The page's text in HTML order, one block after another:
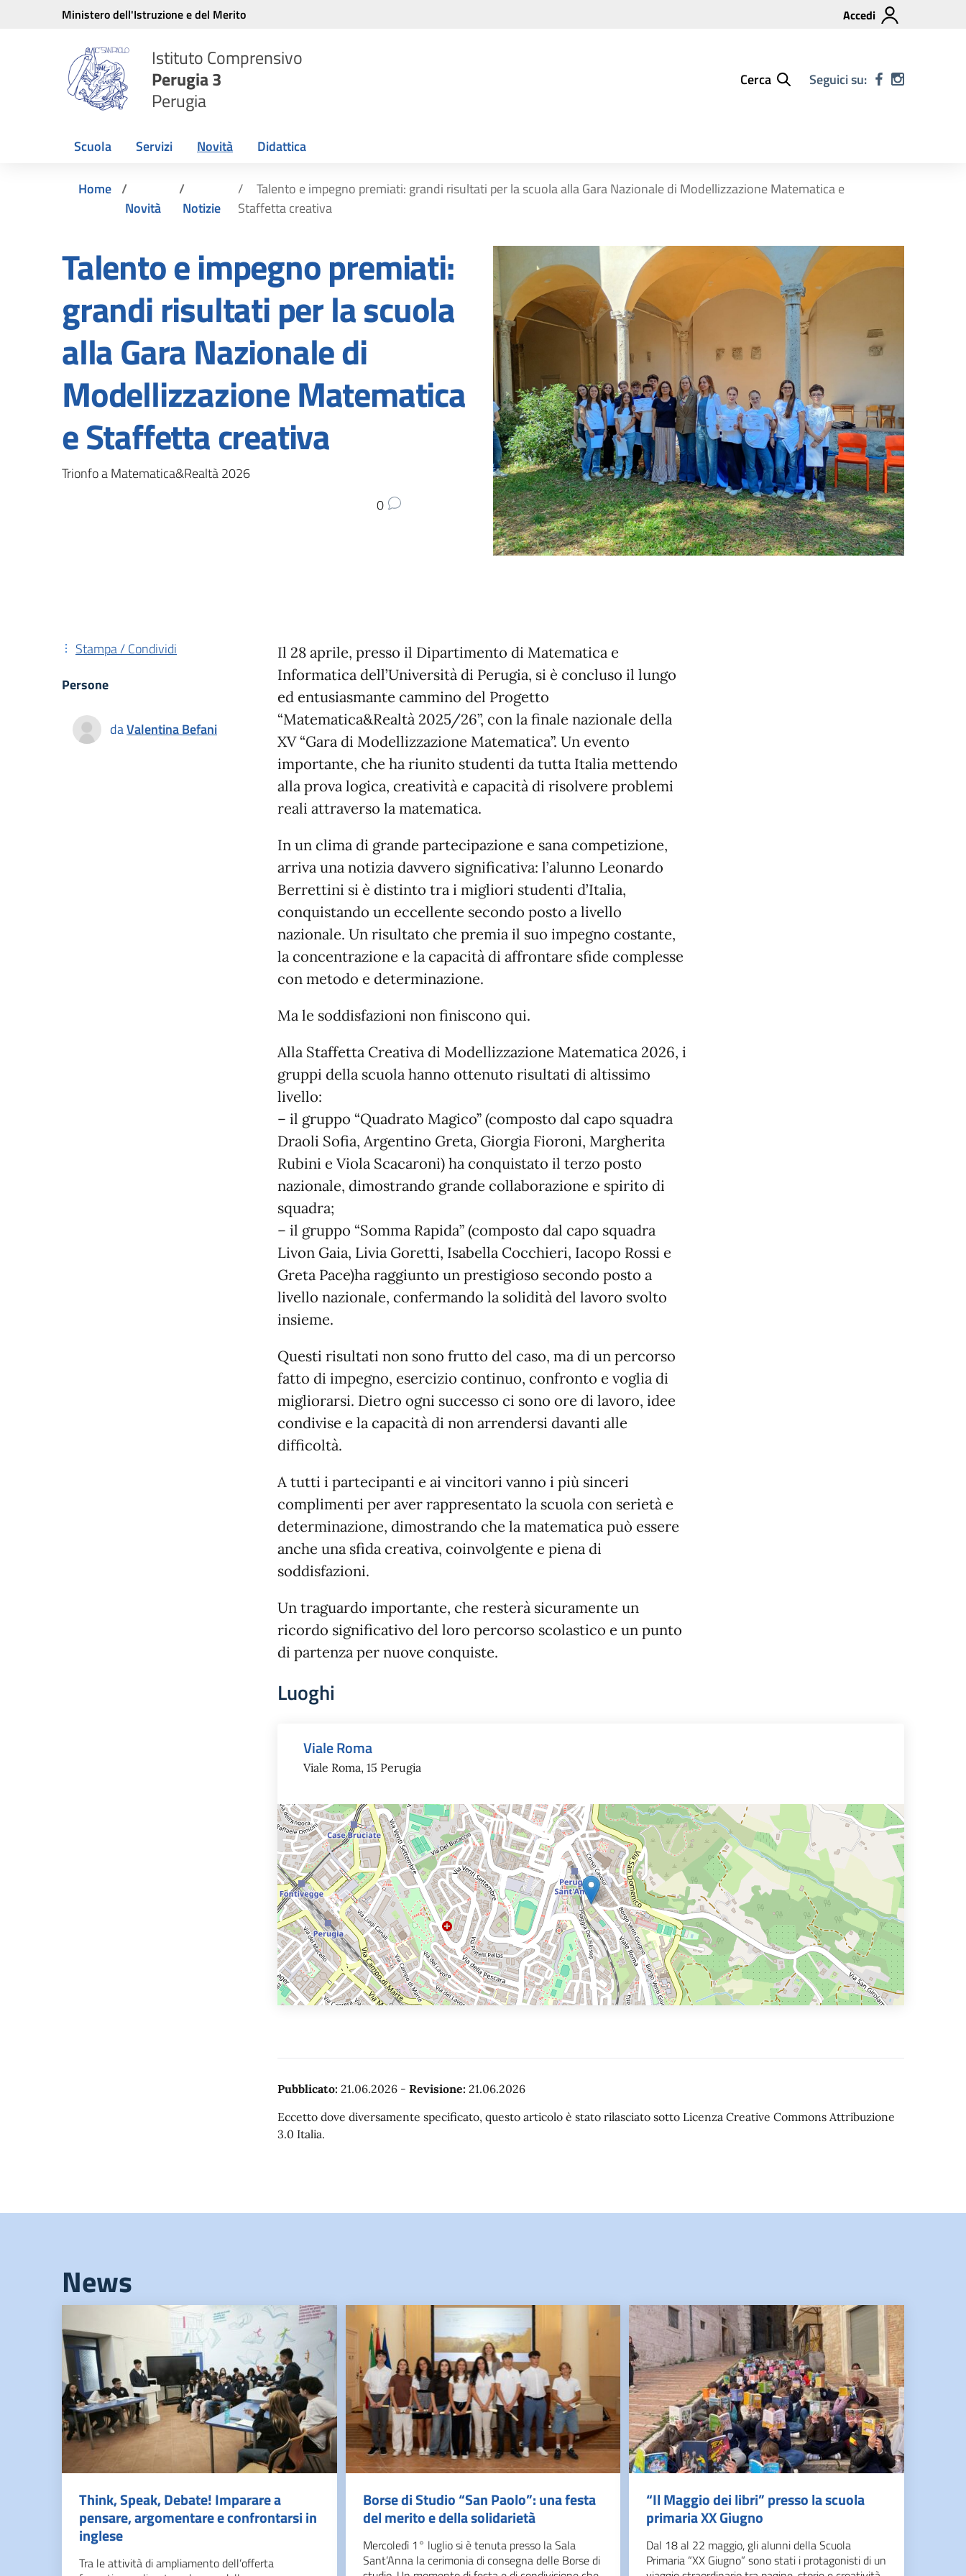
Vai ai contenuti
Vai al menu di navigazione
Ministero dell'Istruzione e del Merito Accedi
Istituto Comprensivo
Perugia 3
Perugia
Cerca Seguici su:
Scuola Servizi Novità Didattica
Home
Novità
Notizie
Talento e impegno premiati: grandi risultati per la scuola alla Gara Nazionale di Modellizzazione Matematica e
Staffetta creativa
Talento e impegno premiati:
grandi risultati per la scuola
alla Gara Nazionale di
Modellizzazione Matematica
e Staffetta creativa
Trionfo a Matematica&Realtà 2026
0
Il 28 aprile, presso il Dipartimento di Matematica e
Informatica dell’Università di Perugia, si è concluso il lungo
ed entusiasmante cammino del Progetto
“Matematica&Realtà 2025/26”, con la finale nazionale della
XV “Gara di Modellizzazione Matematica”. Un evento
importante, che ha riunito studenti da tutta Italia mettendo
alla prova logica, creatività e capacità di risolvere problemi
reali attraverso la matematica.
In un clima di grande partecipazione e sana competizione,
arriva una notizia davvero significativa: l’alunno Leonardo
Berrettini si è distinto tra i migliori studenti d’Italia,
conquistando un eccellente secondo posto a livello
nazionale. Un risultato che premia il suo impegno costante,
la concentrazione e la capacità di affrontare sfide complesse
con metodo e determinazione.
Ma le soddisfazioni non finiscono qui.
Alla Staffetta Creativa di Modellizzazione Matematica 2026, i
gruppi della scuola hanno ottenuto risultati di altissimo
livello:
– il gruppo “Quadrato Magico” (composto dal capo squadra
Draoli Sofia, Argentino Greta, Giorgia Fioroni, Margherita
Rubini e Viola Scacaroni) ha conquistato il terzo posto
nazionale, dimostrando grande collaborazione e spirito di
squadra;
– il gruppo “Somma Rapida” (composto dal capo squadra
Livon Gaia, Livia Goretti, Isabella Cocchieri, Iacopo Rossi e
Greta Pace)ha raggiunto un prestigioso secondo posto a
livello nazionale, confermando la solidità del lavoro svolto
insieme.
Questi risultati non sono frutto del caso, ma di un percorso
fatto di impegno, esercizio continuo, confronto e voglia di
migliorarsi. Dietro ogni successo ci sono ore di lavoro, idee
condivise e la capacità di non arrendersi davanti alle
difficoltà.
A tutti i partecipanti e ai vincitori vanno i più sinceri
complimenti per aver rappresentato la scuola con serietà e
determinazione, dimostrando che la matematica può essere
anche una sfida creativa, coinvolgente e piena di
soddisfazioni.
Un traguardo importante, che resterà sicuramente un
ricordo significativo del loro percorso scolastico e un punto
di partenza per nuove conquiste.
Luoghi
Viale Roma
Viale Roma, 15 Perugia
Pubblicato: 21.06.2026 - Revisione: 21.06.2026
Eccetto dove diversamente specificato, questo articolo è stato rilasciato sotto Licenza Creative Commons Attribuzione
3.0 Italia.
Stampa / Condividi
Persone
daValentina Befani
News
Think, Speak, Debate! Imparare a
pensare, argomentare e confrontarsi in
inglese
Tra le attività di ampliamento dell’offerta
Borse di Studio “San Paolo”: una festa
del merito e della solidarietà
Mercoledì 1° luglio si è tenuta presso la Sala
Sant’Anna la cerimonia di consegna delle Borse di
“Il Maggio dei libri” presso la scuola
primaria XX Giugno
Dal 18 al 22 maggio, gli alunni della Scuola
Primaria “XX Giugno” sono stati i protagonisti di un